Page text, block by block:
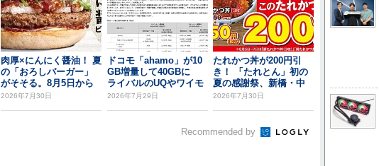
肉厚×にんにく醤油！ 夏
の「おろしバーガー」
がそそる。8月5日から
2026年7月30日
ドコモ「ahamo」が10
GB増量して40GBに
ライバルのUQやワイモ
バを意識...
2026年7月29日
たれかつ丼が200円引
き！ 「たれとん」初の
夏の感謝祭、新橋・中
野北口で開催
2026年7月30日
Recommended by